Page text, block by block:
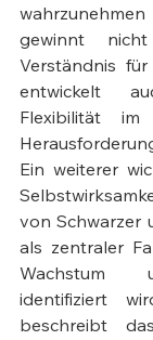
gewinnt
Verständnis
entwickelt
Flexibilität
Ein weiterer
von Schwarzer
als zentraler
Wachstum
identifiziert
beschreibt